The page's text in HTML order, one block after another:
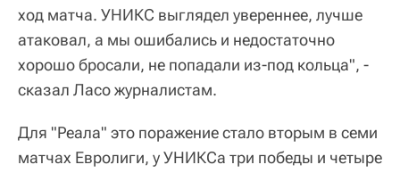
ход матча. УНИКС выглядел увереннее, лучше
атаковал, а мы ошибались и недостаточно
хорошо бросали, не попадали из-под кольца", -
сказал Ласо журналистам.
Для "Реала" это поражение стало вторым в семи
матчах Евролиги, у УНИКСа три победы и четыре